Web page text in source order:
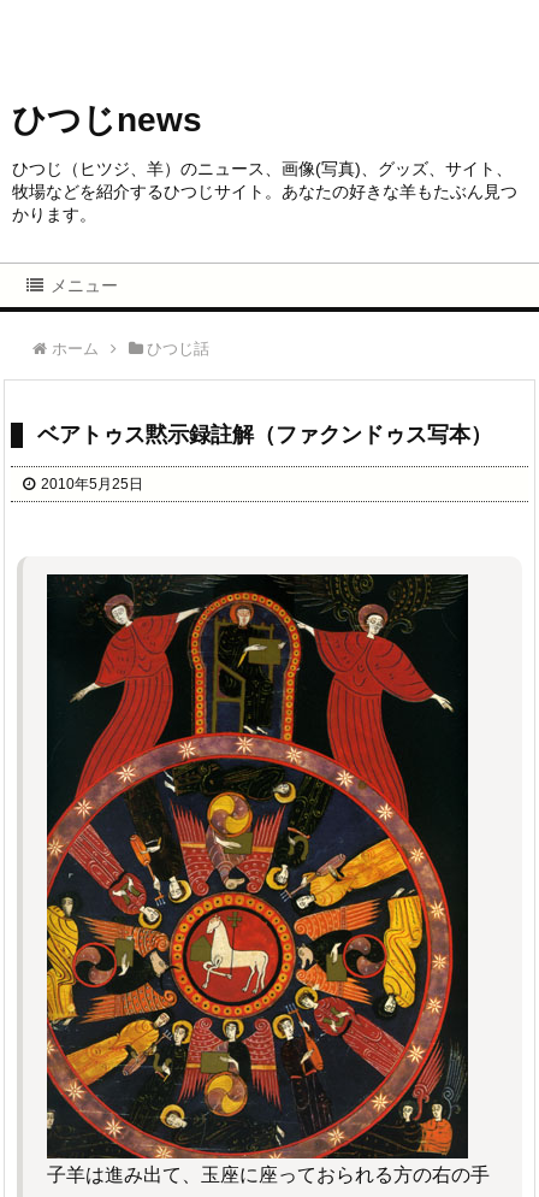
ひつじnews
ひつじ（ヒツジ、羊）のニュース、画像(写真)、グッズ、サイト、
牧場などを紹介するひつじサイト。あなたの好きな羊もたぶん見つ
かります。
メニュー
ホーム ひつじ話
ベアトゥス黙示録註解（ファクンドゥス写本）
2010年5月25日
子羊は進み出て、玉座に座っておられる方の右の手